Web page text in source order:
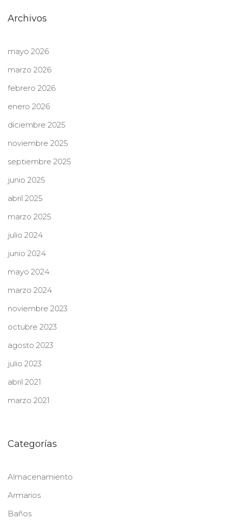
Archivos
mayo 2026
marzo 2026
febrero 2026
enero 2026
diciembre 2025
noviembre 2025
septiembre 2025
junio 2025
abril 2025
marzo 2025
julio 2024
junio 2024
mayo 2024
marzo 2024
noviembre 2023
octubre 2023
agosto 2023
julio 2023
abril 2021
marzo 2021
Categorías
Almacenamiento
Armarios
Baños